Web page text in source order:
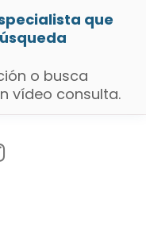
que
o busca
vídeo consulta.